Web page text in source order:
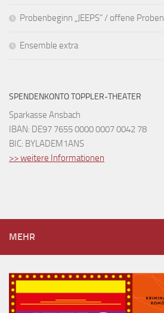
Probenbeginn „JEEPS“ / offene Proben
Ensemble extra
SPENDENKONTO TOPPLER-THEATER
Sparkasse Ansbach
IBAN: DE97 7655 0000 0007 0042 78
BIC: BYLADEM1ANS
>> weitere Informationen
MEHR